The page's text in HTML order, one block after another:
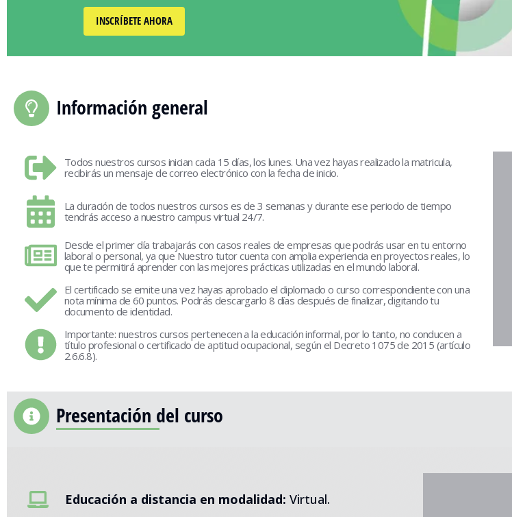
INSCRÍBETE AHORA
Información general
Todos nuestros cursos inician cada 15 días, los lunes. Una vez hayas realizado la matricula,
recibirás un mensaje de correo electrónico con la fecha de inicio.
La duración de todos nuestros cursos es de 3 semanas y durante ese periodo de tiempo
tendrás acceso a nuestro campus virtual 24/7.
Desde el primer día trabajarás con casos reales de empresas que podrás usar en tu entorno
laboral o personal, ya que Nuestro tutor cuenta con amplia experiencia en proyectos reales, lo
que te permitirá aprender con las mejores prácticas utilizadas en el mundo laboral.
El certificado se emite una vez hayas aprobado el diplomado o curso correspondiente con una
nota mínima de 60 puntos. Podrás descargarlo 8 días después de finalizar, digitando tu
documento de identidad.
Importante: nuestroscursos pertenecen a la educación informal, por lo tanto, no conducen a
título profesional o certificado de aptitud ocupacional, según el Decreto 1075 de 2015 (artículo
2.6.6.8).
Presentación del curso
Educación a distancia en modalidad: Virtual.